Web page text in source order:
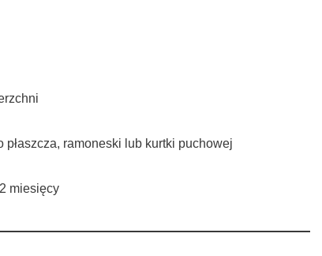
ramoneski lub kurtki puchowej
miesięcy